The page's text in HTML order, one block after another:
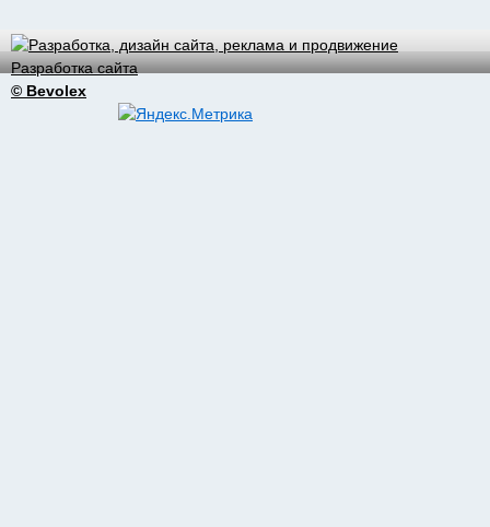
Разработка сайта
© Bevolex